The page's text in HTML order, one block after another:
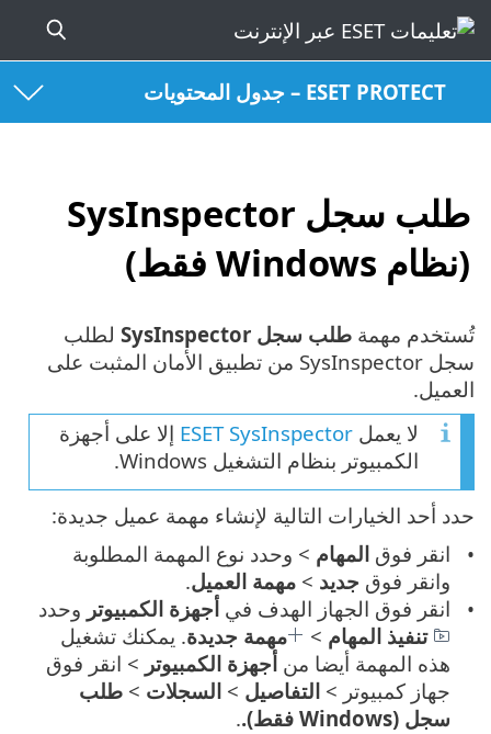
ESET PROTECT – جدول المحتويات
طلب سجل SysInspector
(نظام Windows فقط)
تُستخدم مهمة طلب سجل SysInspector
لطلب
سجل SysInspector من تطبيق الأمان المثبت على
العميل.
لا يعمل ESET SysInspector إلا على أجهزة
الكمبيوتر بنظام التشغيل Windows.
حدد أحد الخيارات التالية لإنشاء مهمة عميل جديدة:
انقر فوقالمهام > وحدد نوع المهمة المطلوبة
وانقر فوق جديد >مهمة العميل.
انقر فوق الجهاز الهدف فيأجهزة الكمبيوتر وحدد
تنفيذ المهام > مهمة جديدة. يمكنك تشغيل
هذه المهمة أيضا منأجهزة الكمبيوتر > انقر فوق
جهاز كمبيوتر >التفاصيل >السجلات >طلب
سجل (Windows فقط).
.